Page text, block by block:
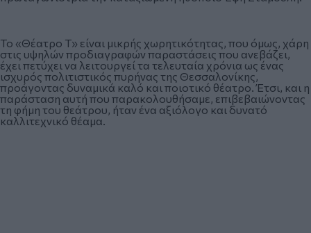
Το «Θέατρο Τ» είναι μικρής χωρητικότητας, που όμως, χάρη
στις υψηλών προδιαγραφών παραστάσεις που ανεβάζει,
έχει πετύχει να λειτουργεί τα τελευταία χρόνια ως ένας
ισχυρός πολιτιστικός πυρήνας της Θεσσαλονίκης,
προάγοντας δυναμικά καλό και ποιοτικό θέατρο. Έτσι, και η
παράσταση αυτή που παρακολουθήσαμε, επιβεβαιώνοντας
τη φήμη του θεάτρου, ήταν ένα αξιόλογο και δυνατό
καλλιτεχνικό θέαμα.